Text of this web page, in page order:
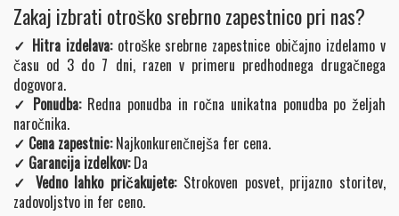
Zakaj izbrati otroško srebrno zapestnico pri nas?
✓ Hitra izdelava:otroške srebrne zapestnice običajno izdelamo v
času od 3 do 7 dni, razen v primeru predhodnega drugačnega
dogovora.
✓ Ponudba:Redna ponudba in ročna unikatna ponudba po željah
naročnika.
✓ Cena zapestnic:Najkonkurenčnejša fer cena.
✓ Garancija izdelkov:Da
✓ Vedno lahko pričakujete:Strokoven posvet, prijazno storitev,
zadovoljstvo in fer ceno.